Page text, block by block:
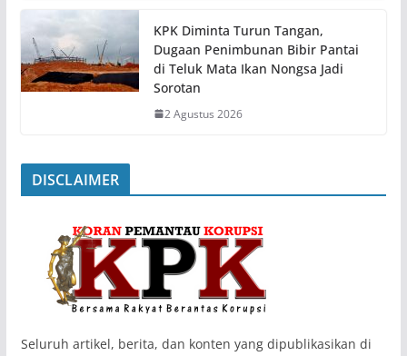
KPK Diminta Turun Tangan,
Dugaan Penimbunan Bibir Pantai
di Teluk Mata Ikan Nongsa Jadi
Sorotan
2 Agustus 2026
DISCLAIMER
‎Seluruh artikel, berita, dan konten yang dipublikasikan di